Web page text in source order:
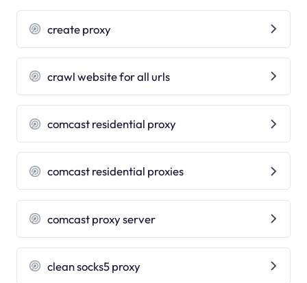
create proxy
crawl website for all urls
comcast residential proxy
comcast residential proxies
comcast proxy server
clean socks5 proxy